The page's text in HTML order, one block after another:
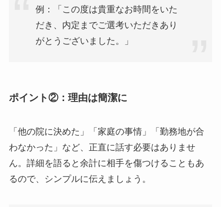
例：「この度は貴重なお時間をいた
だき、内定までご選考いただきあり
がとうございました。」
ポイント②：理由は簡潔に
「他の院に決めた」「家庭の事情」「勤務地が合
わなかった」など、正直に話す必要はありませ
ん。詳細を語ると余計に相手を傷つけることもあ
るので、シンプルに伝えましょう。